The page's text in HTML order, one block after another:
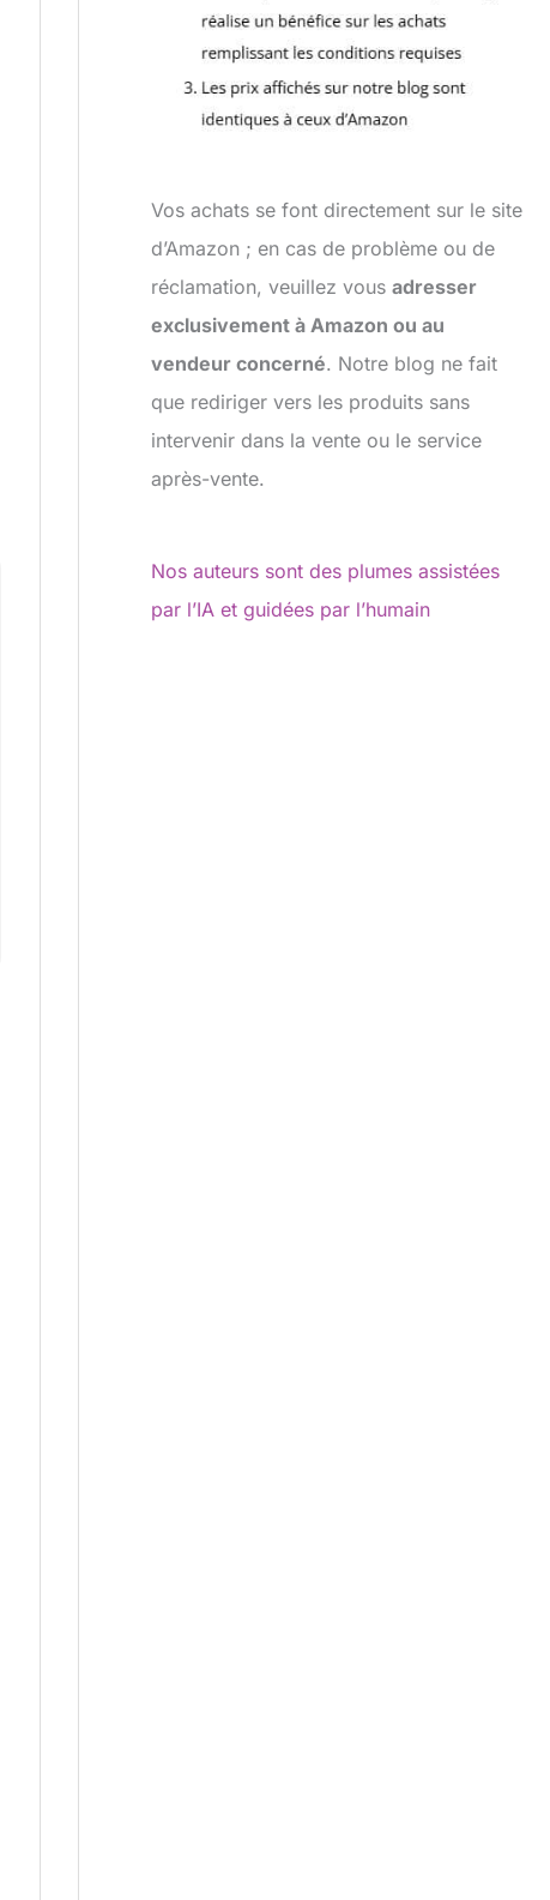
Vos achats se font directement sur le site
d’Amazon ; en cas de problème ou de
réclamation, veuillez vousadresser
exclusivement à Amazon ou au
vendeur concerné. Notre blog ne fait
que rediriger vers les produits sans
intervenir dans la vente ou le service
après-vente.
Nos auteurs sont des plumes assistées
par l’IA et guidées par l’humain